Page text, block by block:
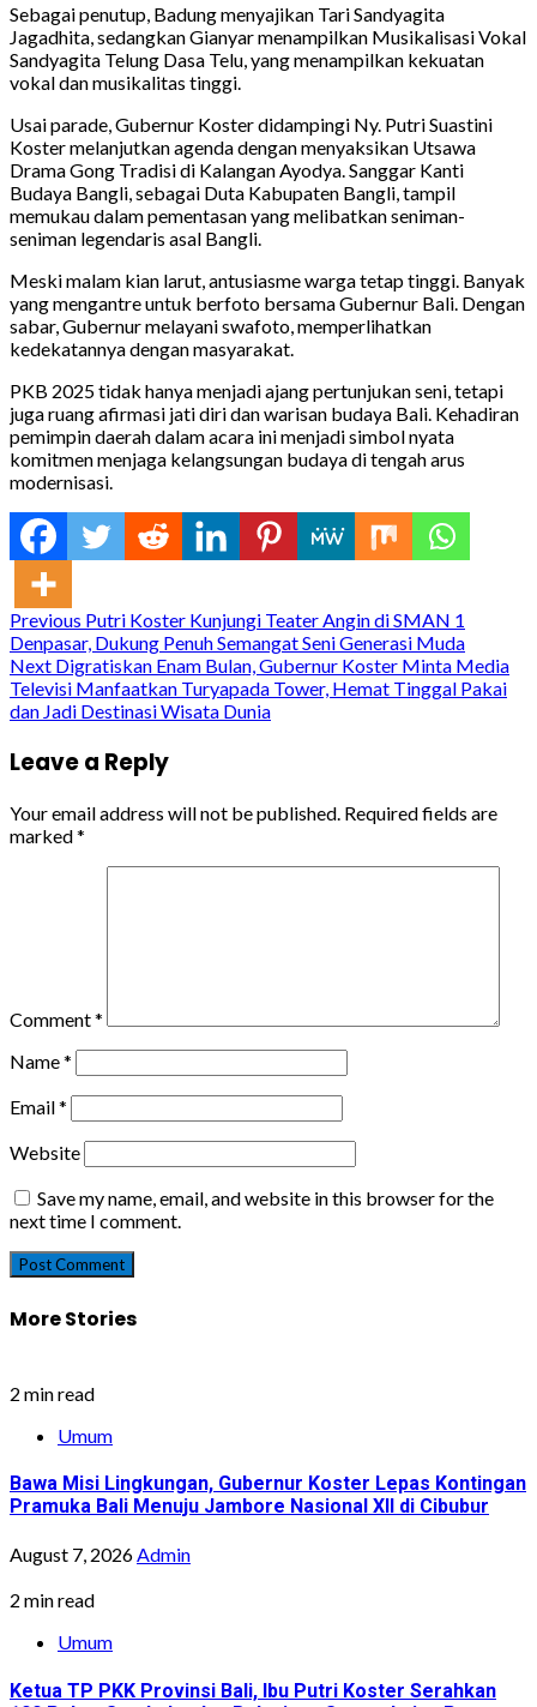
Sebagai penutup, Badung menyajikan Tari Sandyagita
Jagadhita, sedangkan Gianyar menampilkan Musikalisasi Vokal
Sandyagita Telung Dasa Telu, yang menampilkan kekuatan
vokal dan musikalitas tinggi.
Usai parade, Gubernur Koster didampingi Ny. Putri Suastini
Koster melanjutkan agenda dengan menyaksikan Utsawa
Drama Gong Tradisi di Kalangan Ayodya. Sanggar Kanti
Budaya Bangli, sebagai Duta Kabupaten Bangli, tampil
memukau dalam pementasan yang melibatkan seniman-
seniman legendaris asal Bangli.
Meski malam kian larut, antusiasme warga tetap tinggi. Banyak
yang mengantre untuk berfoto bersama Gubernur Bali. Dengan
sabar, Gubernur melayani swafoto, memperlihatkan
kedekatannya dengan masyarakat.
PKB 2025 tidak hanya menjadi ajang pertunjukan seni, tetapi
juga ruang afirmasi jati diri dan warisan budaya Bali. Kehadiran
pemimpin daerah dalam acara ini menjadi simbol nyata
komitmen menjaga kelangsungan budaya di tengah arus
modernisasi.
Continue
Reading
Previous Putri Koster Kunjungi Teater Angin di SMAN 1
Denpasar, Dukung Penuh Semangat Seni Generasi Muda
Next Digratiskan Enam Bulan, Gubernur Koster Minta Media
Televisi Manfaatkan Turyapada Tower, Hemat Tinggal Pakai
dan Jadi Destinasi Wisata Dunia
Leave a Reply
Your email address will not be published. Required fields are
marked*
Comment*
Name*
Email*
Website
Save my name, email, and website in this browser for the
next time I comment.
More Stories
2 min read
Umum
Bawa Misi Lingkungan, Gubernur Koster Lepas Kontingan
Pramuka Bali Menuju Jambore Nasional XII di Cibubur
August 7, 2026Admin
2 min read
Umum
Ketua TP PKK Provinsi Bali, Ibu Putri Koster Serahkan